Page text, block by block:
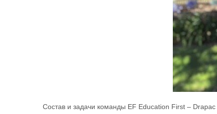
Состав и задачи команды EF Education First –